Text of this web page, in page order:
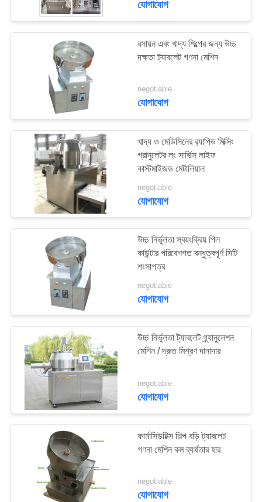
ট্যাবলেট আবরণ মেশিন
18
ট্যাবলেট গণনা মেশিন
21
স্টেইনলেস স্টিল
পুলভারাইজার
ট্যাবলেট প্যাকিং মেশিন
যোগাযোগ
রসায়ন এবং খাদ্য শিল্পের জন্য উচ্চ
দক্ষতা ট্যাবলেট গণনা মেশিন
negotiable
যোগাযোগ
খাদ্য ও মেডিসিনের র‌্যাপিড মিক্সিং
গ্রানুলেটর লং সার্ভিস লাইফ
কাস্টমাইজড মেটালিয়াল
negotiable
যোগাযোগ
উচ্চ নির্ভুলতা স্বয়ংক্রিয় পিল
কাউন্টার পরিবেশগত বন্ধুত্বপূর্ণ সিটি
শংসাপত্র
negotiable
যোগাযোগ
উচ্চ নির্ভুলতা ট্যাবলেট গ্র্যানুলেশন
মেশিন / দ্রুত মিশ্রণ দানাদার
negotiable
যোগাযোগ
ফার্মাসিউটিক্স শিল্প বড়ি ট্যাবলেট
গণনা মেশিন কম ব্যর্থতার হার
negotiable
যোগাযোগ